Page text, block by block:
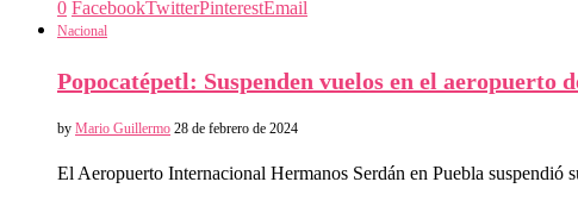
0 FacebookTwitterPinterestEmail
Nacional
Popocatépetl: Suspenden vuelos en el aeropuerto
by Mario Guillermo 28 de febrero de 2024
El Aeropuerto Internacional Hermanos Serdán en Puebla suspendió